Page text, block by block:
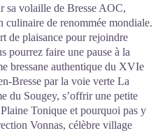
sa volaille de Bresse AOC,
de renommée mondiale.
de plaisance pour rejoindre
pourrez faire une pause à la
bressane authentique du XVIe
Bresse par la voie verte La
du Sougey, s’offrir une petite
Tonique et pourquoi pas y
Vonnas, célèbre village